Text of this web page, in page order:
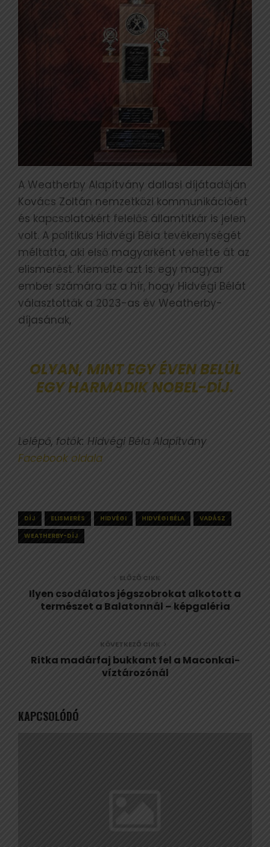
A Weatherby Alapítvány dallasi díjátadóján
Kovács Zoltán nemzetközi kommunikációért
és kapcsolatokért felelős államtitkár is jelen
volt. A politikus Hidvégi Béla tevékenységét
méltatta, aki első magyarként vehette át az
elismerést. Kiemelte azt is: egy magyar
ember számára az a hír, hogy Hidvégi Bélát
választották a 2023-as év Weatherby-
díjasának,
OLYAN, MINT EGY ÉVEN BELÜL
EGY HARMADIKNOBEL-DÍJ.
Lelépő, fotók: Hidvégi Béla Alapítvány
Facebook oldala
DÍJ ELISMERÉS HIDVÉGI HIDVÉGI BÉLA
VADÁSZ
WEATHERBY-DÍJ
ELŐZŐ CIKK
Ilyen csodálatos jégszobrokat alkotott a
természet a Balatonnál – képgaléria
KÖVETKEZŐ CIKK
Ritka madárfaj bukkant fel a Maconkai-
víztározónál
KAPCSOLÓDÓ